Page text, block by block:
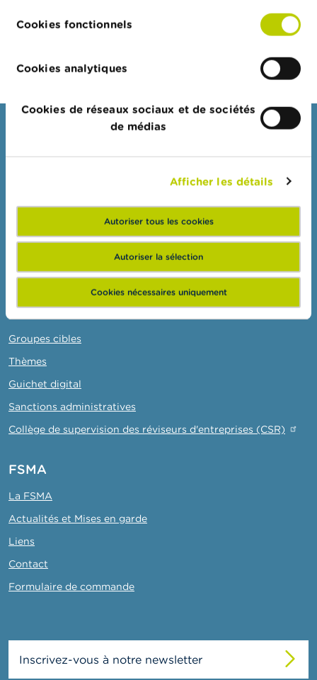
Cookies fonctionnels
Cookies analytiques
Cookies de réseaux sociaux et de sociétés
de médias
Afficher les détails
Autoriser tous les cookies
Autoriser la sélection
Cookies nécessaires uniquement
C
e
h
e
Consommateurs
Thèmes
Plaintes
Attention aux fraudes
Pour vos questions d'argent : Wikifin
Professionnels
Groupes cibles
Thèmes
Guichet digital
Sanctions administratives
Collège de supervision des réviseurs d'entreprises (CSR)
FSMA
La FSMA
Actualités et Mises en garde
Liens
Contact
Formulaire de commande
Inscrivez-vous à notre newsletter